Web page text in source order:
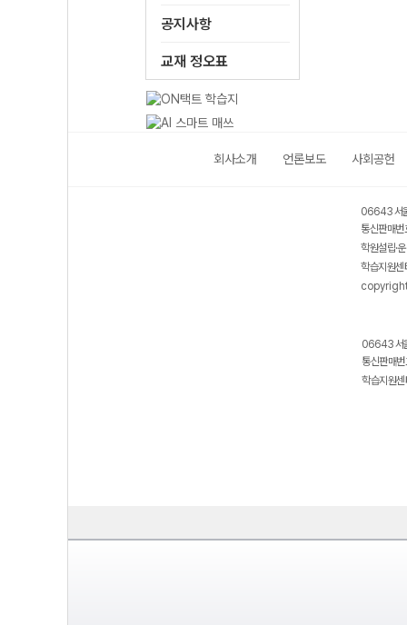
공지사항
교재 정오표
회사소개 언론보도 사회공헌
06643 서
통신판매
학원설립·
학습지원
06643 서
통신판매
학습지원